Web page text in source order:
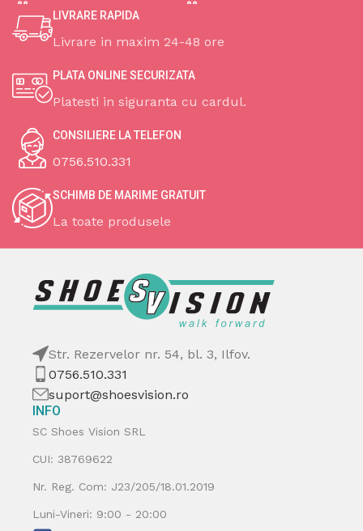
LIVRARE RAPIDA
Livrare in maxim 24-48 ore
PLATA ONLINE SECURIZATA
Platesti in siguranta cu cardul.
CONSILIERE LA TELEFON
0756.510.331
SCHIMB DE MARIME GRATUIT
La toate produsele
Str. Rezervelor nr. 54, bl. 3, Ilfov.
0756.510.331
suport@shoesvision.ro
INFO
SC Shoes Vision SRL
CUI: 38769622
Nr. Reg. Com: J23/205/18.01.2019
Luni-Vineri: 9:00 - 20:00